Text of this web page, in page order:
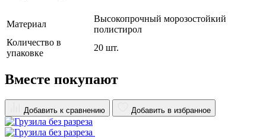
Материал
Высокопрочный морозостойкий
полистирол
Количество в
упаковке
20 шт.
Вместе покупают
Добавить к сравнению Добавить в избранное